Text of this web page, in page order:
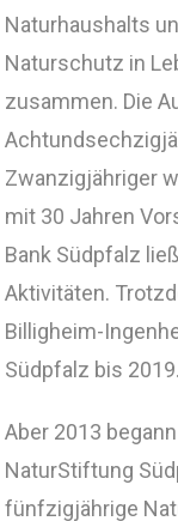
Naturhaushalts
Naturschutz in
zusammen. Die
Zwanzigjähriger
mit 30 Jahren
Bank Südpfalz
Aktivitäten.
Billigheim-
Südpfalz bis 2019.
Aber 2013
NaturStiftung
fünfzigjährige